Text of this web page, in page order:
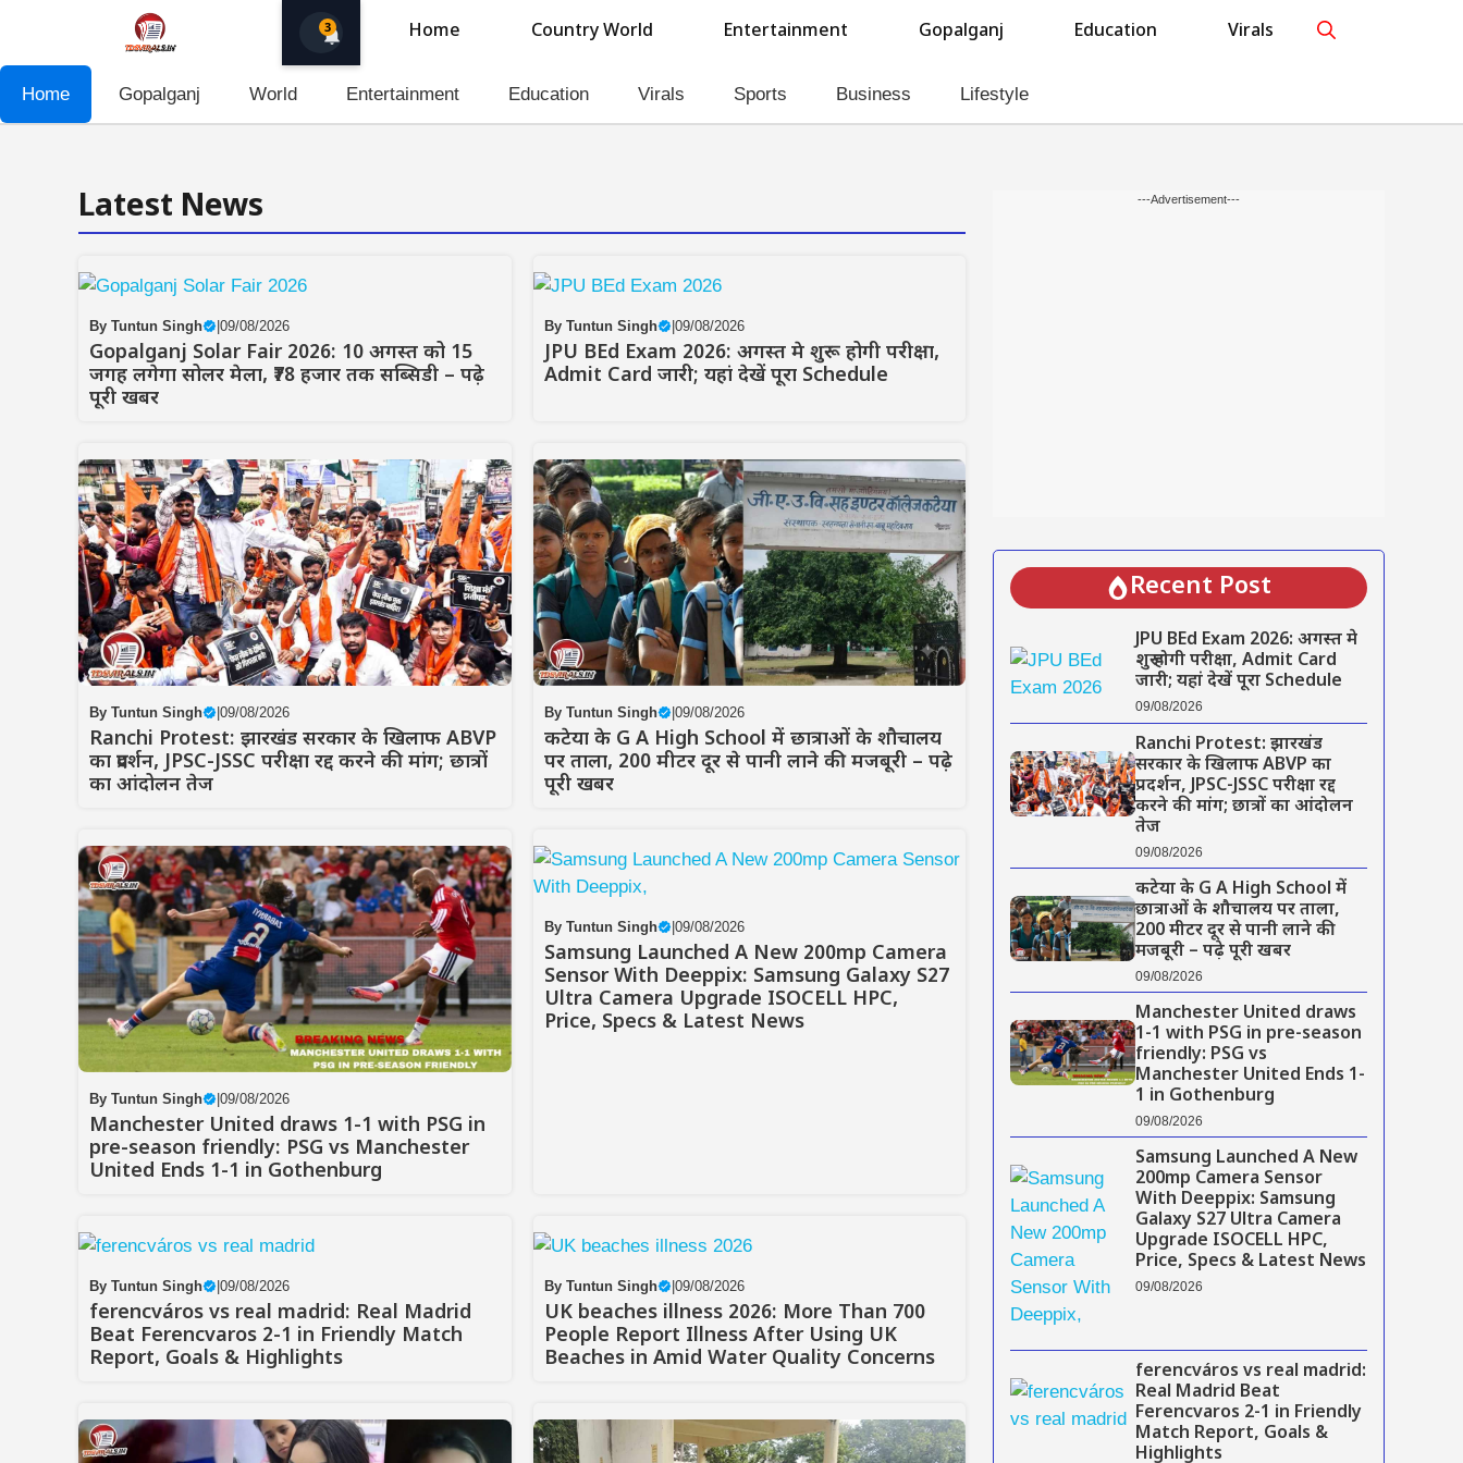
content
3 Home Country World Entertainment Gopalganj Education Virals
Home Gopalganj World Entertainment Education Virals Sports Business Lifestyle
Latest News
By Tuntun Singh 09/08/2026
Gopalganj Solar Fair 2026: 10 अगस्त को 15
जगह लगेगा सोलर मेला, ₹78 हजार तक सब्सिडी – पढ़े
पूरी खबर
By Tuntun Singh | 09/08/2026
JPU BEd Exam 2026: अगस्त मे शुरू होगी परीक्षा,
Admit Card जारी; यहां देखें पूरा Schedule
By Tuntun Singh |09/08/2026
Ranchi Protest: झारखंड सरकार के खिलाफ ABVP
का प्रदर्शन, JPSC-JSSC परीक्षा रद्द करने की मांग; छात्रों
का आंदोलन तेज
By Tuntun Singh | 09/08/2026
कटेया के G A High School में छात्राओं के शौचालय
पर ताला, 200 मीटर दूर से पानी लाने की मजबूरी – पढ़े
पूरी खबर
By Tuntun Singh 09/08/2026
Manchester United draws 1-1 with PSG in
pre-season friendly: PSG vs Manchester
United Ends 1-1 in Gothenburg
By Tuntun Singh | 09/08/2026
Samsung Launched A New 200mp Camera
Sensor With Deeppix: Samsung Galaxy S27
Ultra Camera Upgrade ISOCELL HPC,
Price, Specs & Latest News
By Tuntun Singh 09/08/2026
ferencváros vs real madrid: Real Madrid
Beat Ferencvaros 2-1 in Friendly Match
Report, Goals & Highlights
By Tuntun Singh | 09/08/2026
UK beaches illness 2026: More Than 700
People Report Illness After Using UK
Beaches in Amid Water Quality Concerns
---Advertisement---
Recent Post
JPU BEd Exam 2026: अगस्त मे
शुरू होगी परीक्षा, Admit Card
जारी; यहां देखें पूरा Schedule
09/08/2026
Ranchi Protest: झारखंड
सरकार के खिलाफ ABVP का
प्रदर्शन, JPSC-JSSC परीक्षा रद्द
करने की मांग; छात्रों का आंदोलन
तेज
09/08/2026
कटेया के G A High School में
छात्राओं के शौचालय पर ताला,
200 मीटर दूर से पानी लाने की
मजबूरी – पढ़े पूरी खबर
09/08/2026
Manchester United draws
1-1 with PSG in pre-season
friendly: PSG vs
Manchester United Ends 1-
1 in Gothenburg
09/08/2026
Samsung Launched A New
200mp Camera Sensor
With Deeppix: Samsung
Galaxy S27 Ultra Camera
Upgrade ISOCELL HPC,
Price, Specs & Latest News
09/08/2026
ferencváros vs real madrid:
Real Madrid Beat
Ferencvaros 2-1 in Friendly
Match Report, Goals &
Highlights